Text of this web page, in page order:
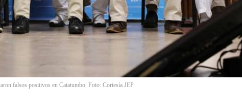
falsos positivos en Catatumbo. Foto: Cortesía JEP.